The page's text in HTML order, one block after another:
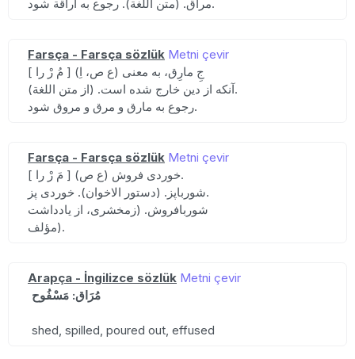
مراق. (متن اللغة). رجوع به اراقة شود.
Farsça - Farsça sözlük Metni çevir
[ مُ رْ را ] (ع ص، اِ) جِ مارِق، به معنی
آنکه از دین خارج شده است. (از متن اللغة).
رجوع به مارق و مرق و مروق شود.
Farsça - Farsça sözlük Metni çevir
[ مَ رْ را ] (ع ص) خوردی فروش.
شورباپز. (دستور الاخوان). خوردی پز.
شوربافروش. (زمخشری، از یادداشت
مؤلف).
Arapça - İngilizce sözlük Metni çevir
مُرَاق: مَسْفُوح
shed, spilled, poured out, effused